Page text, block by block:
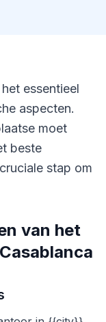
essentieel
aspecten.
moet
beste
stap om
van het